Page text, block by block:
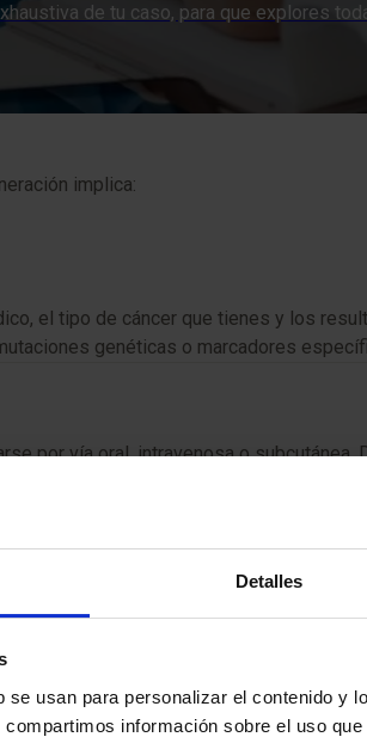
Detalles
se usan para personalizar el contenido y
información sobre el uso
de tu caso, para que explores
implica:
el tipo de cáncer que tienes y los
genéticas o marcadores
por vía oral, intravenosa o
duración del tratamiento varía según
al tratamiento y detectar
a medir su efectividad. Luego,